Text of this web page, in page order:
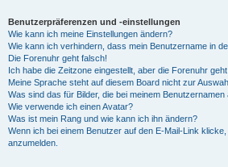
Benutzerpräferenzen und -einstellungen
Wie kann ich meine Einstellungen ändern?
Wie kann ich verhindern, dass mein Benutzername in
Die Forenuhr geht falsch!
Ich habe die Zeitzone eingestellt, aber die Forenuhr
Meine Sprache steht auf diesem Board nicht zur
Was sind das für Bilder, die bei meinem
Wie verwende ich einen Avatar?
Was ist mein Rang und wie kann ich ihn ändern?
Wenn ich bei einem Benutzer auf den E-Mail-Link
anzumelden.